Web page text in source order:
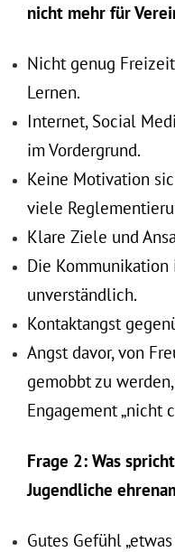
nicht mehr für
Nicht genug
Lernen.
Internet, Social
im Vordergrund.
Keine Motivation
viele
Klare Ziele und
Die
unverständlich.
Kontaktangst
Angst davor, von
gemobbt zu
Engagement „nicht
Frage 2: Was
Jugendliche
Gutes Gefühl